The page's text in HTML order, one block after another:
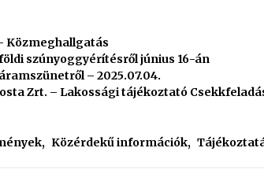
Közmeghallgatás
szúnyoggyérítésről június 16-án
– 2025.07.04.
Zrt. – Lakossági tájékoztató
, Közérdekű információk,